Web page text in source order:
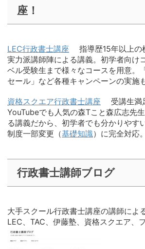
座！
LEC行政書士講座 指導歴15年以上の
実力派講師陣による講義。初学者向け
ベル受験生まで様々なコースを用意。
セール」など各種キャンペーンの実施も
資格スクエア行政書士講座 受講生満
YouTubeでも人気の森Tこと森広志先
る講義だから、初学者でも分かりやす
制度一部変更（基礎知識）に完全対応。
行政書士講師ブログ
大手スクール行政書士講座の講師によ
LEC、TAC、伊藤塾、資格スクエア、